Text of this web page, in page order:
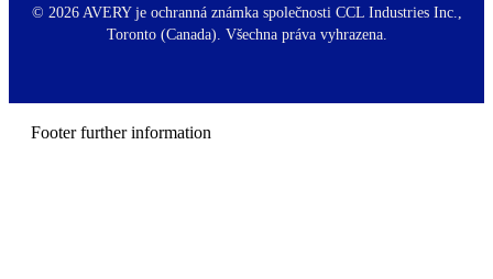
t
e
© 2026 AVERY je ochranná známka společnosti CCL Industries Inc.,
Toronto (Canada). Všechna práva vyhrazena.
Footer further information